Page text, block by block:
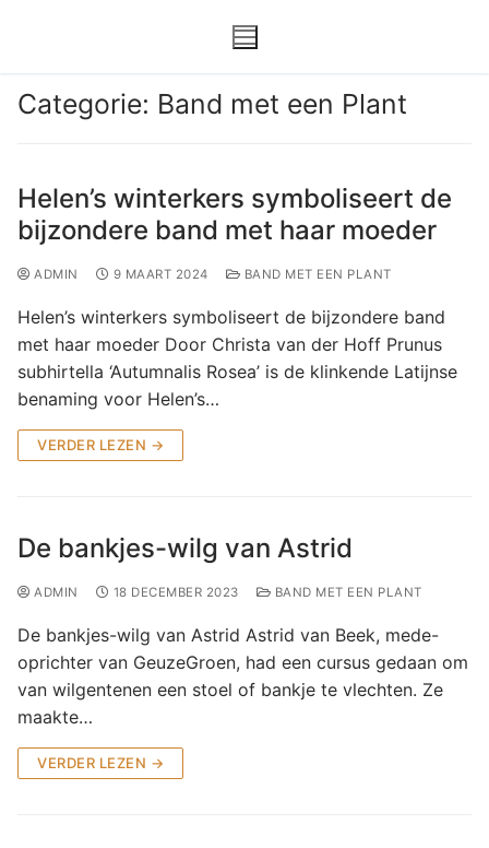
Home
Over ons
Bestuur
Statuten
Beleidsplan
Jaarverantwoording
Actueel
Agenda
Berichten
Media
Foto-archief
In de media
Contact
Inloggen
Categorie: Band met een Plant
Helen’s winterkers symboliseert de
bijzondere band met haar moeder
ADMIN 9 MAART 2024 BAND MET EEN PLANT
Helen’s winterkers symboliseert de bijzondere band
met haar moeder Door Christa van der Hoff Prunus
subhirtella ‘Autumnalis Rosea’ is de klinkende Latijnse
benaming voor Helen’s…
VERDER LEZEN →
De bankjes-wilg van Astrid
ADMIN 18 DECEMBER 2023 BAND MET EEN PLANT
De bankjes-wilg van Astrid Astrid van Beek, mede-
oprichter van GeuzeGroen, had een cursus gedaan om
van wilgentenen een stoel of bankje te vlechten. Ze
maakte…
VERDER LEZEN →